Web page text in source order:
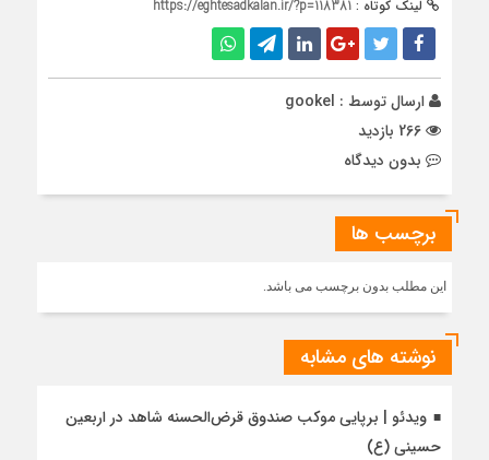
لینک کوتاه : https://eghtesadkalan.ir/?p=118381
ارسال توسط : gookel
بدون دیدگاه
برچسب ها
این مطلب بدون برچسب می باشد.
نوشته های مشابه
ویدئو | برپایی موکب صندوق قرض‌الحسنه شاهد در اربعین
حسینی (ع)